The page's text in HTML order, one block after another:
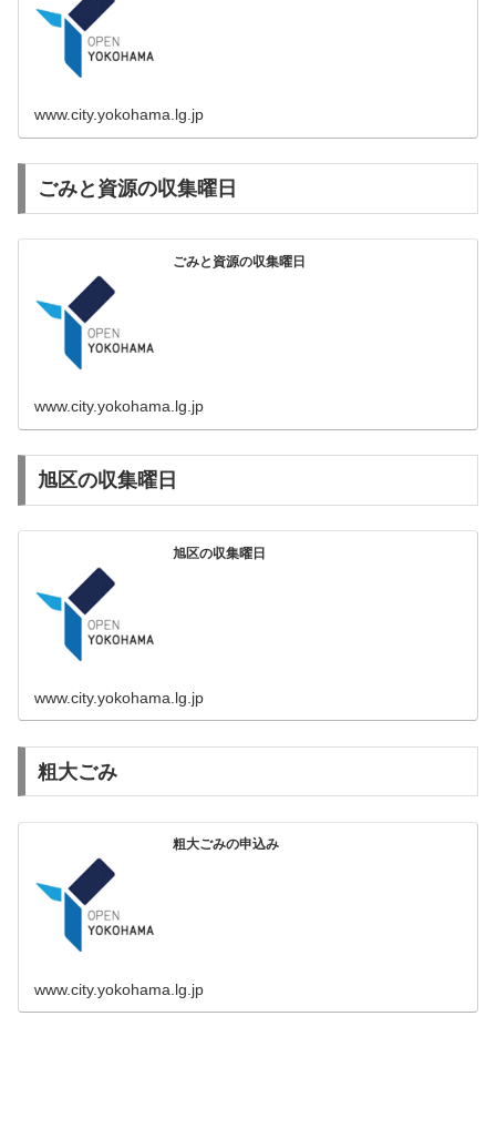
www.city.yokohama.lg.jp
ごみと資源の収集曜日
ごみと資源の収集曜日
www.city.yokohama.lg.jp
旭区の収集曜日
旭区の収集曜日
www.city.yokohama.lg.jp
粗大ごみ
粗大ごみの申込み
www.city.yokohama.lg.jp